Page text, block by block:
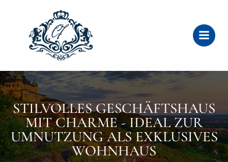
STILVOLLES GESCHÄFTSHAUS
MIT CHARME - IDEAL ZUR
UMNUTZUNG ALS EXKLUSIVES
WOHNHAUS